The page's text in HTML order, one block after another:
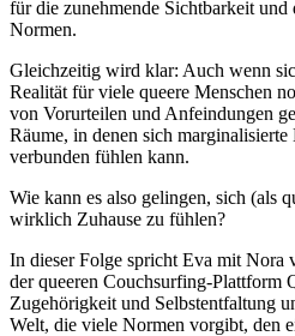
für die zunehmende Sichtbarkeit
Normen.
Gleichzeitig wird klar: Auch wenn
Realität für viele queere Menschen
von Vorurteilen und Anfeindungen
Räume, in denen sich marginalisierte
verbunden fühlen kann.
Wie kann es also gelingen, sich (als
wirklich Zuhause zu fühlen?
In dieser Folge spricht Eva mit Nora
der queeren Couchsurfing-Plattform
Zugehörigkeit und Selbstentfaltung
Welt, die viele Normen vorgibt, den